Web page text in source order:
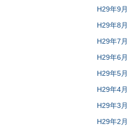
H29年9月
H29年8月
H29年7月
H29年6月
H29年5月
H29年4月
H29年3月
H29年2月